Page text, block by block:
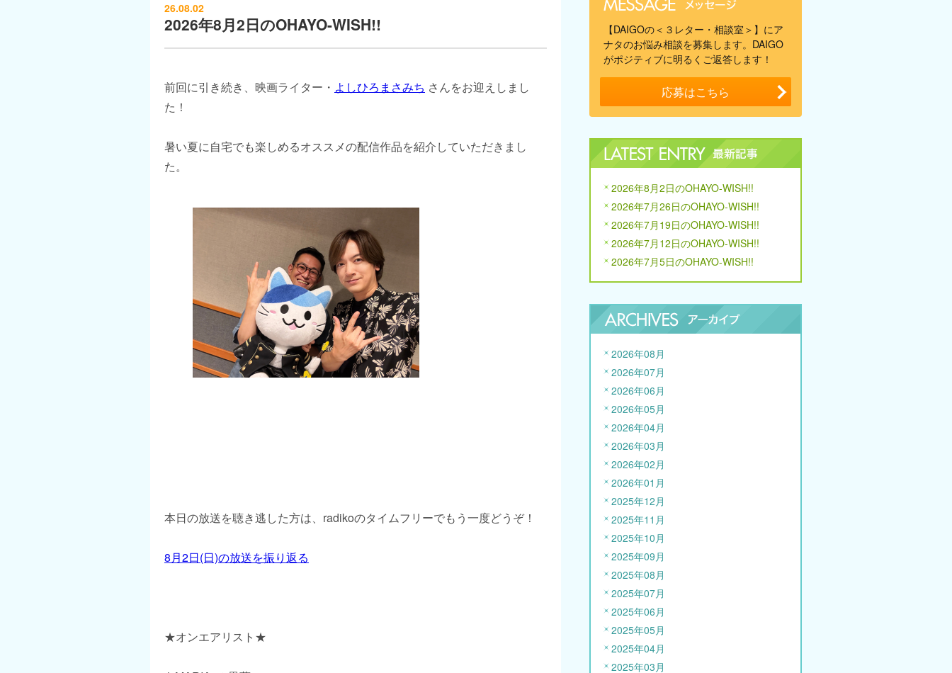
26.08.02
2026年8月2日のOHAYO-WISH!!
前回に引き続き、映画ライター・ よしひろまさみち さんをお迎えしまし
た！
暑い夏に自宅でも楽しめるオススメの配信作品を紹介していただきまし
た。
本日の放送を聴き逃した方は、radikoのタイムフリーでもう一度どうぞ！
8月2日(日)の放送を振り返る
★オンエアリスト★
【DAIGOの＜３レター・相談室＞】にア
ナタのお悩み相談を募集します。DAIGO
がポジティブに明るくご返答します！
応募はこちら
2026年8月2日のOHAYO-WISH!!
2026年7月26日のOHAYO-WISH!!
2026年7月19日のOHAYO-WISH!!
2026年7月12日のOHAYO-WISH!!
2026年7月5日のOHAYO-WISH!!
2026年08月
2026年07月
2026年06月
2026年05月
2026年04月
2026年03月
2026年02月
2026年01月
2025年12月
2025年11月
2025年10月
2025年09月
2025年08月
2025年07月
2025年06月
2025年05月
2025年04月
2025年03月